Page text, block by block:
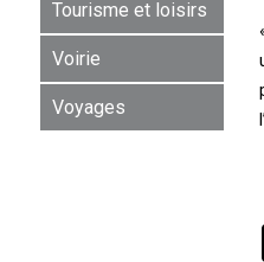
Tourisme et loisirs
Voirie
Voyages